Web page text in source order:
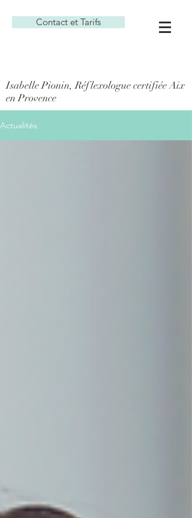
Contact et Tarifs
Isabelle Pionin, Réflexologue certifiée Aix
en Provence
Actualités